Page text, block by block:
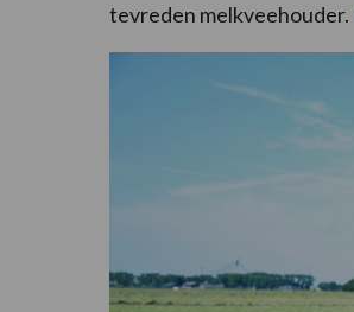
tevreden melkveehouder.